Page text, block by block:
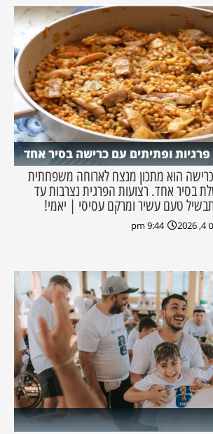
ופתיתים עם כרישה בסיר אחד
הוא מתכון מנצח לארוחה משפחתית
בסיר אחד. רצועות הפרגית נצרבות עד
טעם עשיר ומרקם עסיסי | יאמי!
9:44 pm